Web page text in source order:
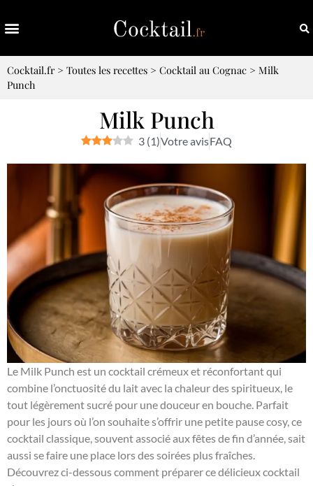
Cocktail.fr> Toutes les recettes > Cocktail au Cognac > Milk
Punch
Milk Punch
3 (1)Votre avisFAQ
Le Milk Punch est un cocktail crémeux et réconfortant qui
combine l’onctuosité du lait avec la chaleur des spiritueux, le
tout légèrement sucré pour une douceur en bouche. Parfait
pour les jours où l’on souhaite s’offrir une petite pause cosy, ce
cocktail classique, souvent associé aux fêtes de fin d’année, sait
aussi se faire une place lors des soirées plus fraîches.
Découvrez ci-dessous comment préparer ce délicieux cocktail